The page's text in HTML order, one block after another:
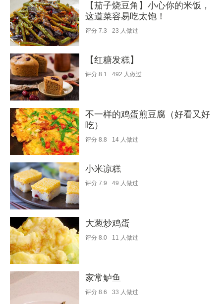
【茄子烧豆角】小心你的米饭，
这道菜容易吃太饱！
评分 7.3 23 人做过
【红糖发糕】
评分 8.1 492 人做过
不一样的鸡蛋煎豆腐（好看又好
吃）
评分 8.8 14 人做过
小米凉糕
评分 7.9 49 人做过
大葱炒鸡蛋
评分 8.0 11 人做过
家常鲈鱼
评分 8.6 33 人做过